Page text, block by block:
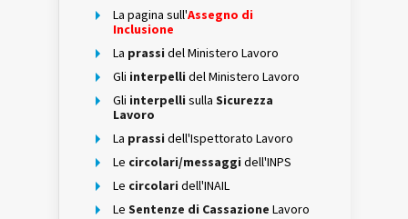
La pagina sull'Assegno di
Inclusione
La prassi del Ministero Lavoro
Gli interpelli del Ministero Lavoro
Gli interpelli sulla Sicurezza
Lavoro
La prassi dell'Ispettorato Lavoro
Le circolari/messaggi dell'INPS
Le circolari dell'INAIL
Le Sentenze di Cassazione Lavoro